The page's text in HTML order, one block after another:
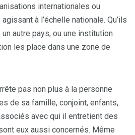
internationales ou
à l’échelle nationale. Qu’ils
autre pays, ou une institution
les place dans une zone de
pas non plus à la personne
de sa famille, conjoint, enfants,
avec qui il entretient des
eux aussi concernés. Même